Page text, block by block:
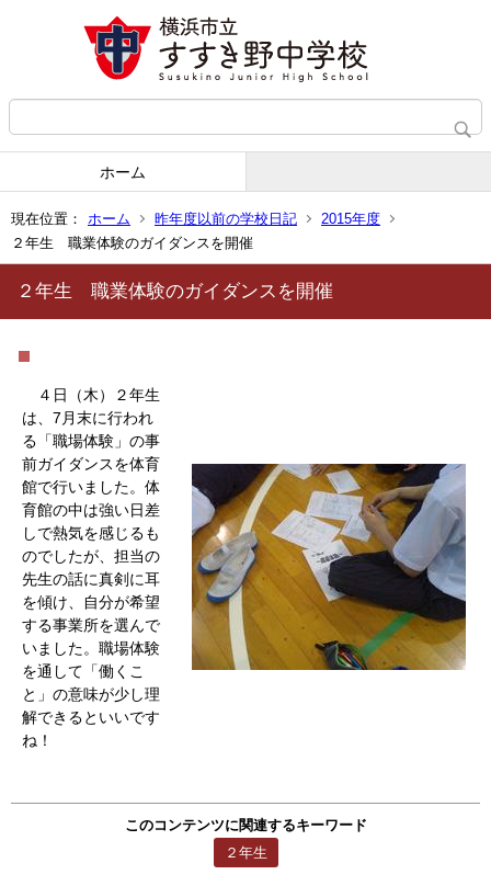
ホーム
現在位置： ホーム 昨年度以前の学校日記
2015年度
２年生 職業体験のガイダンスを開催
２年生 職業体験のガイダンスを開催
４日（木）２年生
は、7月末に行われ
る「職場体験」の事
前ガイダンスを体育
館で行いました。体
育館の中は強い日差
しで熱気を感じるも
のでしたが、担当の
先生の話に真剣に耳
を傾け、自分が希望
する事業所を選んで
いました。職場体験
を通して「働くこ
と」の意味が少し理
解できるといいです
ね！
このコンテンツに関連するキーワード
２年生